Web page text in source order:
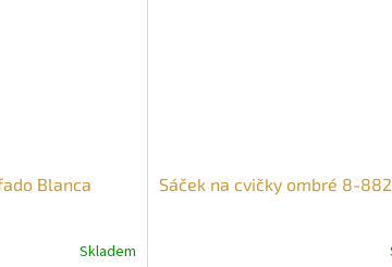
Blanca
Skladem
Sáček na cvičky ombré 8-